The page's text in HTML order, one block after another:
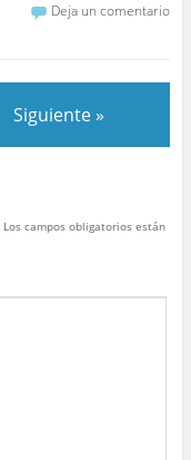
at
A
p
m
ar
tir
Deja un comentario
Siguiente »
Los campos obligatorios están